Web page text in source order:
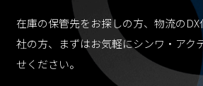
在庫の保管先をお探しの方、物流の
社の方、
まずはお気軽にシンワ・アク
せください。